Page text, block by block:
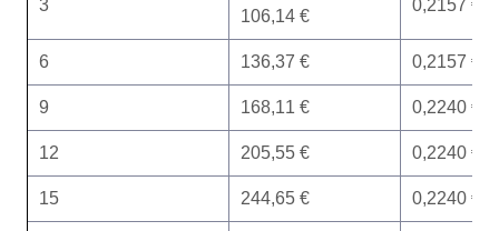
3
106,14 €
0,2157 €
6 136,37 € 0,2157 €
9 168,11 € 0,2240 €
12 205,55 € 0,2240 €
15 244,65 € 0,2240 €